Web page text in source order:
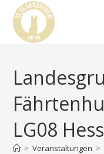
LG08
> Veranstaltungen >